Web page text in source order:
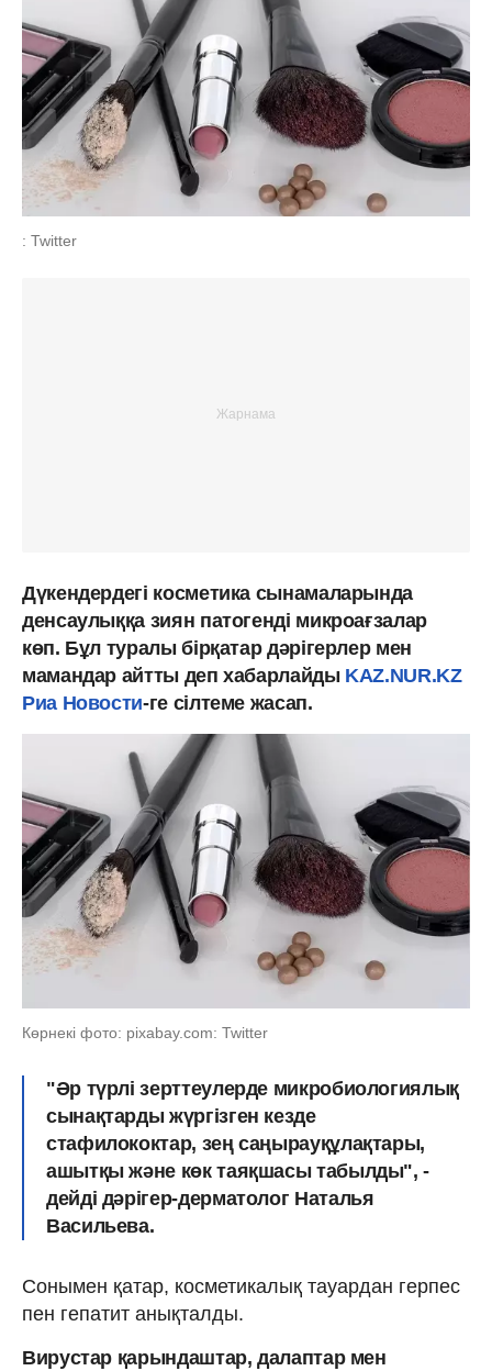
: Twitter
Дүкендердегі косметика сынамаларында
денсаулыққа зиян патогенді микроағзалар
көп. Бұл туралы бірқатар дәрігерлер мен
мамандар айтты деп хабарлайды KAZ.NUR.KZ
Риа Новости-ге сілтеме жасап.
Көрнекі фото: pixabay.com: Twitter
"Әр түрлі зерттеулерде микробиологиялық
сынақтарды жүргізген кезде
стафилококтар, зең саңырауқұлақтары,
ашытқы және көк таяқшасы табылды", -
дейді дәрігер-дерматолог Наталья
Васильева.
Сонымен қатар, косметикалық тауардан герпес
пен гепатит анықталды.
Вирустар қарындаштар, далаптар мен